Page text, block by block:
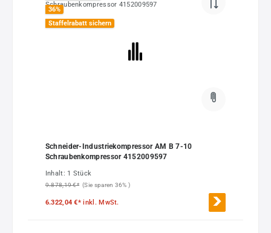
36%
Staffelrabatt sichern
Schneider-Industriekompressor AM B 7-10
Schraubenkompressor 4152009597
Inhalt: 1 Stück
9.878,19 €* (Sie sparen 36% )
6.322,04 €*inkl. MwSt.